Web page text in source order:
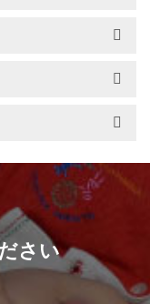
さい